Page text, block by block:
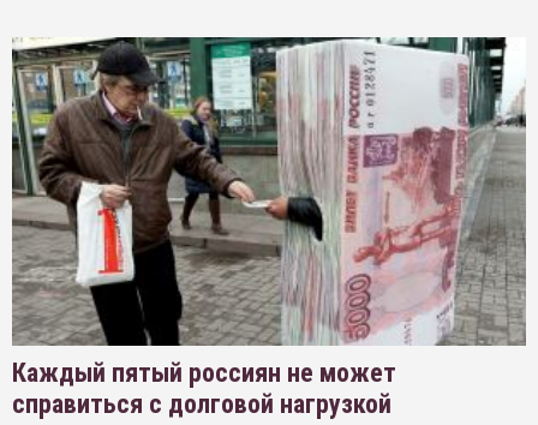
Каждый пятый россиян не может
справиться с долговой нагрузкой